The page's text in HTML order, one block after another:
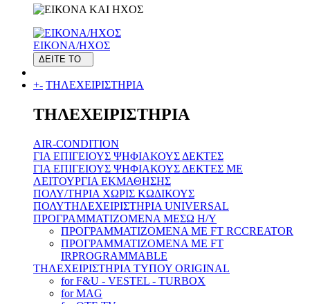
ΕΙΚΟΝΑ/ΗΧΟΣ
ΔΕΙΤΕ ΤΟ
+- ΤΗΛΕΧΕΙΡΙΣΤΗΡΙΑ
ΤΗΛΕΧΕΙΡΙΣΤΗΡΙΑ
AIR-CONDITION
ΓΙΑ ΕΠΙΓΕΙΟΥΣ ΨΗΦΙΑΚΟΥΣ ΔΕΚΤΕΣ
ΓΙΑ ΕΠΙΓΕΙΟΥΣ ΨΗΦΙΑΚΟΥΣ ΔΕΚΤΕΣ ΜΕ
ΛΕΙΤΟΥΡΓΙΑ ΕΚΜΑΘΗΣΗΣ
ΠΟΛΥ/ΤΗΡΙΑ ΧΩΡΙΣ ΚΩΔΙΚΟΥΣ
ΠΟΛΥΤΗΛΕΧΕΙΡΙΣΤΗΡΙΑ UNIVERSAL
ΠΡΟΓΡΑΜΜΑΤΙΖΟΜΕΝΑ ΜΕΣΩ H/Y
ΠΡΟΓΡΑΜΜΑΤΙΖΟΜΕΝΑ ΜΕ FT RCCREATOR
ΠΡΟΓΡΑΜΜΑΤΙΖΟΜΕΝΑ ΜΕ FT
IRPROGRAMMABLE
ΤΗΛΕΧΕΙΡΙΣΤΗΡΙΑ ΤΥΠΟΥ ORIGINAL
for F&U - VESTEL - TURBOX
for MAG